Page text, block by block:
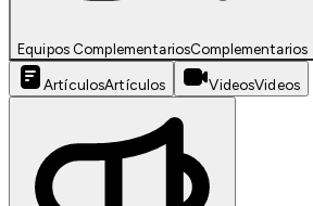
Equipos ComplementariosComplementarios
ArtículosArtículos VideosVideos